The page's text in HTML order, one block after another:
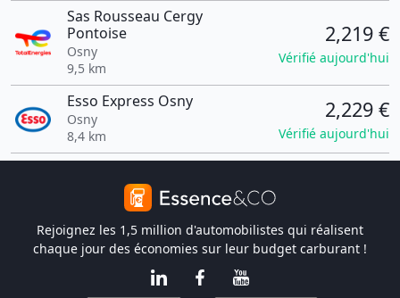
Sas Rousseau Cergy
Pontoise
Osny
9,5 km
2,219 €
Vérifié aujourd'hui
Esso Express Osny
Osny
8,4 km
2,229 €
Vérifié aujourd'hui
Rejoignez les 1,5 million d'automobilistes qui réalisent
chaque jour des économies sur leur budget carburant !